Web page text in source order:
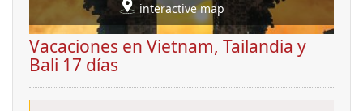
interactive map
Vacaciones en Vietnam, Tailandia y
Bali 17 días